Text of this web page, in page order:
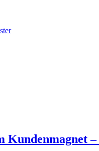
Kundenmagnet